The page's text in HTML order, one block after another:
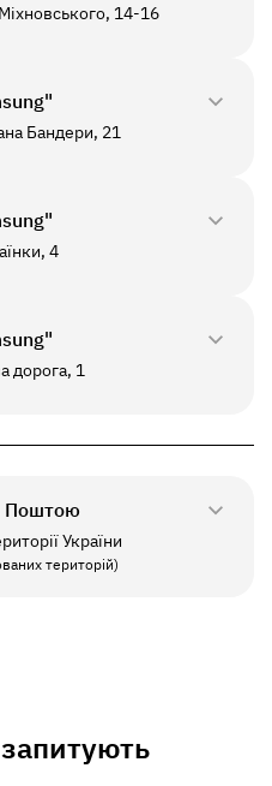
відправка *
14-16
відправка *
Бандери, 21
4
дорога, 1
Поштою
України
територій)